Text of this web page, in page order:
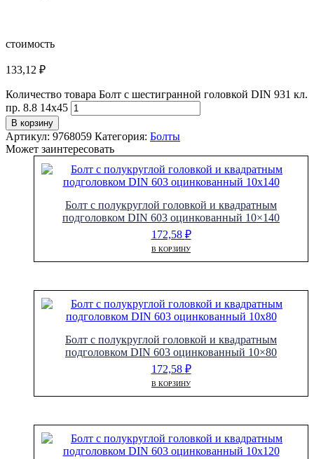
стоимость
133,12 ₽
Количество товара Болт с шестигранной головкой DIN 931 кл.
пр. 8.8 14x45
В корзину
Артикул: 9768059 Категория: Болты
Может заинтересовать
Болт с полукруглой головкой и квадратным
подголовком DIN 603 оцинкованный 10×140
172,58 ₽
В КОРЗИНУ
Болт с полукруглой головкой и квадратным
подголовком DIN 603 оцинкованный 10×80
172,58 ₽
В КОРЗИНУ